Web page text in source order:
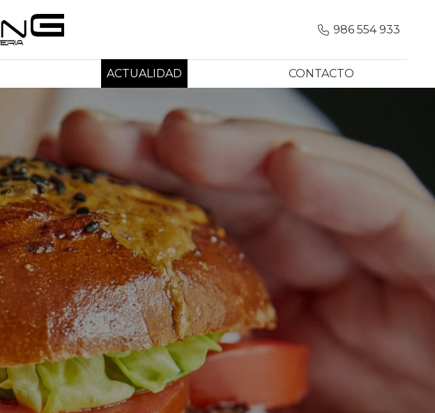
986 554 933
ACTUALIDAD CONTACTO